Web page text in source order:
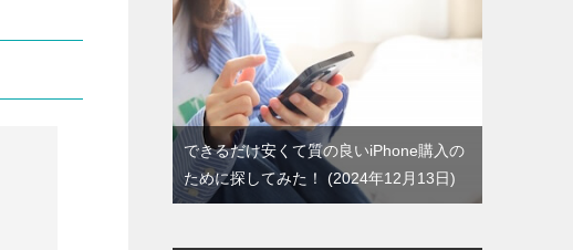
できるだけ安くて質の良いiPhone購入の
ために探してみた！
2024年12月13日